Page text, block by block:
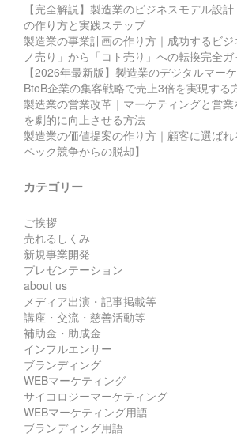
【完全解説】製造業のビジネスモデル設
の作り方と実践ステップ
製造業の事業計画の作り方｜成功するビ
ノ売り」から「コト売り」への転換完全ガ
【2026年最新版】製造業のデジタルマー
BtoB企業の集客戦略で売上3倍を実現する
製造業の営業改革｜マーケティングと営
を劇的に向上させる方法
製造業の価値提案の作り方｜顧客に選ば
ペック競争からの脱却】
カテゴリー
ご挨拶
売れるしくみ
新規事業開発
プレゼンテーション
about us
メディア出演・記事掲載等
講座・交流・慈善活動等
補助金・助成金
インフルエンサー
ブランディング
WEBマーケティング
サイコロジーマーケティング
WEBマーケティング用語
ブランディング用語